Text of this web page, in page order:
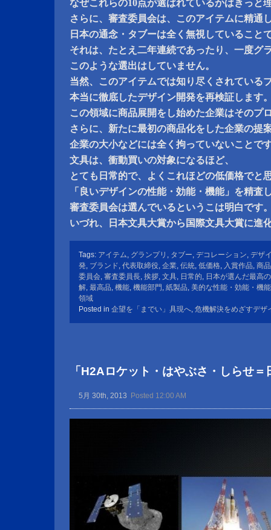
なぜこれらの10点が選ばれているかはきっと
さらに、審査委員会は、このアイテムに精通
日本の通念・タブーは全く無視していること
それは、たとえ二年連続であったり、一度グ
このような選出はしていません。
当然、このアイテムでは知り尽くされている
本当に徹底したデザイン開発を再検証します
この領域に商品展開をし始めた企業はそのプ
さらに、新たに最初の商品化をした企業の提
企業の大小などには全く拘っていないことで
文具は、衝動買いの対象になるほど、
とても日常的で、よくこれほどの低価格でと
「良いデザインの性能・効能・機能」を精査
審査委員会は選んでいるというこは明白です
いづれ、日本文具大賞から国際文具大賞に進
Tags: アイテム, グランプリ , タブー, デコレーション, デザ
発, ブランド, 代表取締役, 企業, 伝統, 低価格, 入賞作品, 商
委員会, 審査委員長, 挨拶, 文具, 日常的, 日本が選んだ最高
解, 最高品, 機能, 機能部門 , 紙製品, 美的な性能・効能・機能
領域
Posted in 企望を「までい」具現へ, 危機解決をめざすデザ
「H2Aロケット・はやぶさ・しらせ
5月 30th, 2013 Posted 12:00 AM